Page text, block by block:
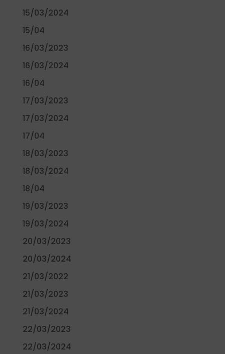
15/03/2024
15/04
16/03/2023
16/03/2024
16/04
17/03/2023
17/03/2024
17/04
18/03/2023
18/03/2024
18/04
19/03/2023
19/03/2024
20/03/2023
20/03/2024
21/03/2022
21/03/2023
21/03/2024
22/03/2023
22/03/2024